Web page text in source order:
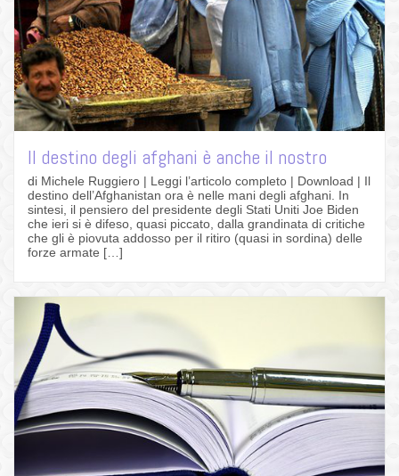
Il destino degli afghani è anche il nostro
di Michele Ruggiero | Leggi l’articolo completo | Download | Il
destino dell’Afghanistan ora è nelle mani degli afghani. In
sintesi, il pensiero del presidente degli Stati Uniti Joe Biden
che ieri si è difeso, quasi piccato, dalla grandinata di critiche
che gli è piovuta addosso per il ritiro (quasi in sordina) delle
forze armate […]